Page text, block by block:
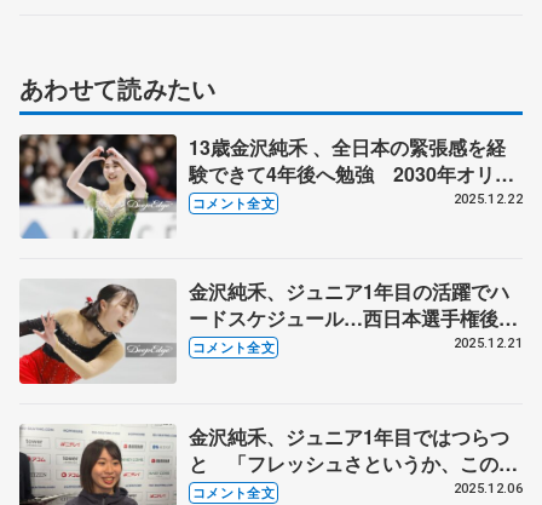
あわせて読みたい
13歳金沢純禾 、全日本の緊張感を経
験できて4年後へ勉強 2030年オリン
ピックへ「あっという間に来てしまう
コメント全文 2025.12.22
金沢純禾、ジュニア1年目の活躍でハ
ードスケジュール…西日本選手権後に
ストレスで軽い難聴に【全日本フィギ
コメント全文 2025.12.21
金沢純禾、ジュニア1年目ではつらつ
と 「フレッシュさというか、この自
然に出る元気さだけは本当に負けな
コメント全文 2025.12.06